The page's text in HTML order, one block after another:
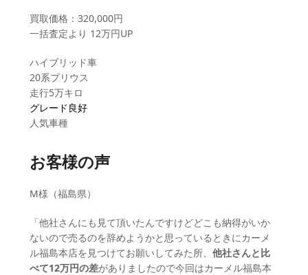
買取価格：320,000円
一括査定より 12万円UP
ハイブリッド車
20系プリウス
走行5万キロ
グレード良好
人気車種
お客様の声
M様（福島県）
「他社さんにも見て頂いたんですけどどこも納得がいか
ないので売るのを辞めようかと思っているときにカーメ
ル福島本店を見つけてお願いしてみた所、 他社さんと比
べて12万円の差がありましたので今回はカーメル福島本